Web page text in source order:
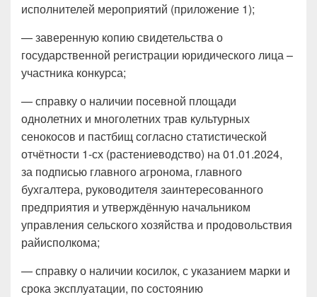
исполнителей мероприятий (приложение 1);
— заверенную копию свидетельства о
государственной регистрации юридического лица –
участника конкурса;
— справку о наличии посевной площади
однолетних и многолетних трав культурных
сенокосов и пастбищ согласно статистической
отчётности 1-сх (растениеводство) на 01.01.2024,
за подписью главного агронома, главного
бухгалтера, руководителя заинтересованного
предприятия и утверждённую начальником
управления сельского хозяйства и продовольствия
райисполкома;
— справку о наличии косилок, с указанием марки и
срока эксплуатации, по состоянию